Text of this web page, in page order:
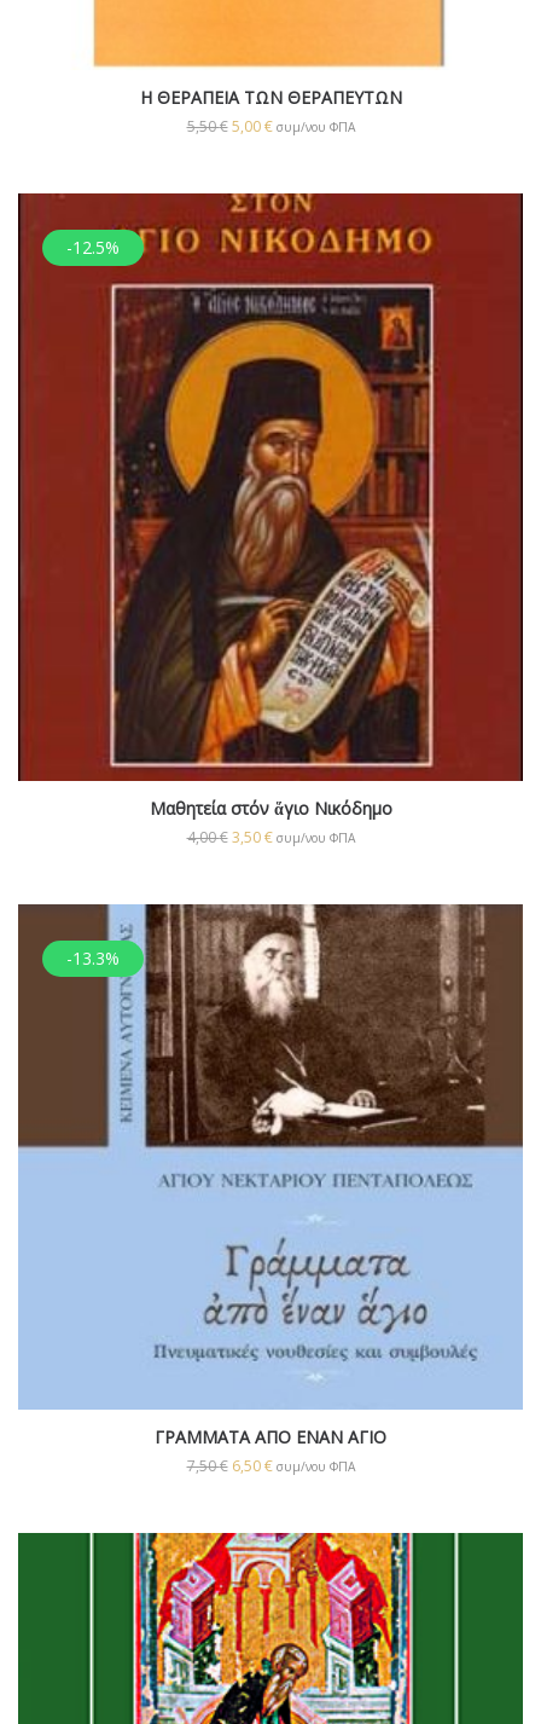
Η ΘΕΡΑΠΕΙΑ ΤΩΝ ΘΕΡΑΠΕΥΤΩΝ
5,50€ 5,00€ συμ/νου ΦΠΑ
-12.5%
Μαθητεία στόν ἅγιο Νικόδημο
4,00€ 3,50€ συμ/νου ΦΠΑ
-13.3%
ΓΡΑΜΜΑΤΑ ΑΠΟ ΕΝΑΝ ΑΓΙΟ
7,50€ 6,50€ συμ/νου ΦΠΑ